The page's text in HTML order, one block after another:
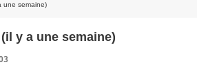
une semaine)
y a une semaine)